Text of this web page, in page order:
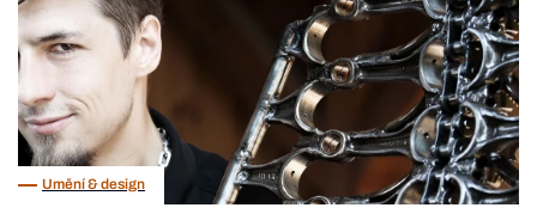
Umění & design